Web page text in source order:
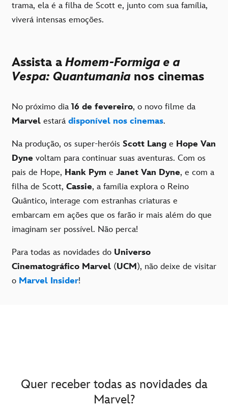
trama, ela é a filha de Scott e, junto com sua família,
viverá intensas emoções.
Assista a Homem-Formiga e a
Vespa: Quantumania nos cinemas
No próximo dia 16 de fevereiro, o novo filme da
Marvel estará disponível nos cinemas.
Na produção, os super-heróis Scott Lang e Hope Van
Dyne voltam para continuar suas aventuras. Com os
pais de Hope, Hank Pym e Janet Van Dyne, e com a
filha de Scott, Cassie, a família explora o Reino
Quântico, interage com estranhas criaturas e
embarcam em ações que os farão ir mais além do que
imaginam ser possível. Não perca!
Para todas as novidades do Universo
Cinematográfico Marvel (UCM), não deixe de visitar
o Marvel Insider!
Quer receber todas as novidades da
Marvel?